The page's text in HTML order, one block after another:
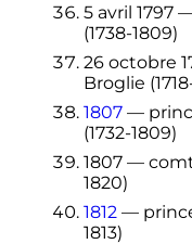
5 avril 1797—
(1738-1809)
26 octobre
Broglie
1807—
(1732-1809)
1807 —
1820)
1812—
1813)